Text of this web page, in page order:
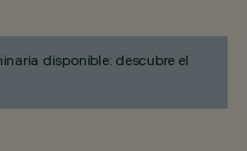
disponible: descubre el